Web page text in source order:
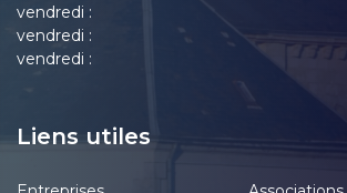
vendredi :
vendredi :
vendredi :
Liens utiles